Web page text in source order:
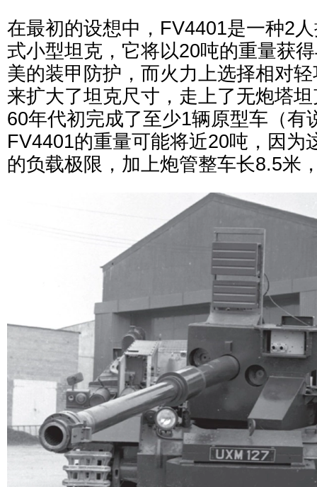
在最初的设想中，FV4401是一种2
式小型坦克，它将以20吨的重量获
美的装甲防护，而火力上选择相对
来扩大了坦克尺寸，走上了无炮塔
60年代初完成了至少1辆原型车（有
FV4401的重量可能将近20吨，因为
的负载极限，加上炮管整车长8.5米